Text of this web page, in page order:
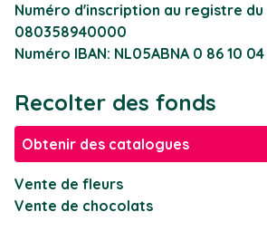
Numéro d'inscription au registre
080358940000
Numéro IBAN: NL05ABNA 0 86 10
Recolter des fonds
Obtenir des catalogues
Vente de fleurs
Vente de chocolats